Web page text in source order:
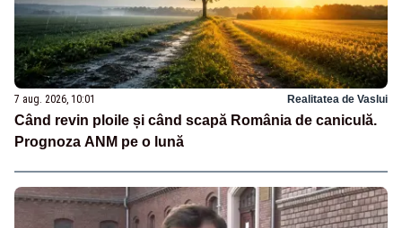
7 aug. 2026, 10:01 Realitatea de Vaslui
Când revin ploile și când scapă România de caniculă.
Prognoza ANM pe o lună